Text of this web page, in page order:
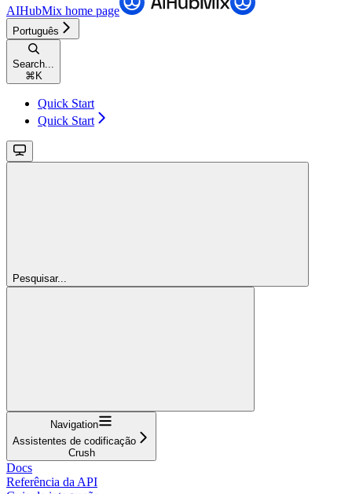
AIHubMix home page
Português
Search...
⌘K
Quick Start
Quick Start
Pesquisar...
Navigation
Assistentes de codificação
Crush
Docs
Referência da API